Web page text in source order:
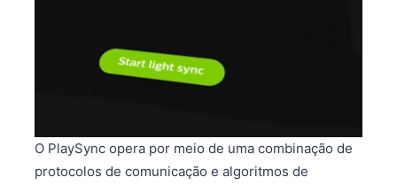
O PlaySync opera por meio de uma combinação de
protocolos de comunicação e algoritmos de